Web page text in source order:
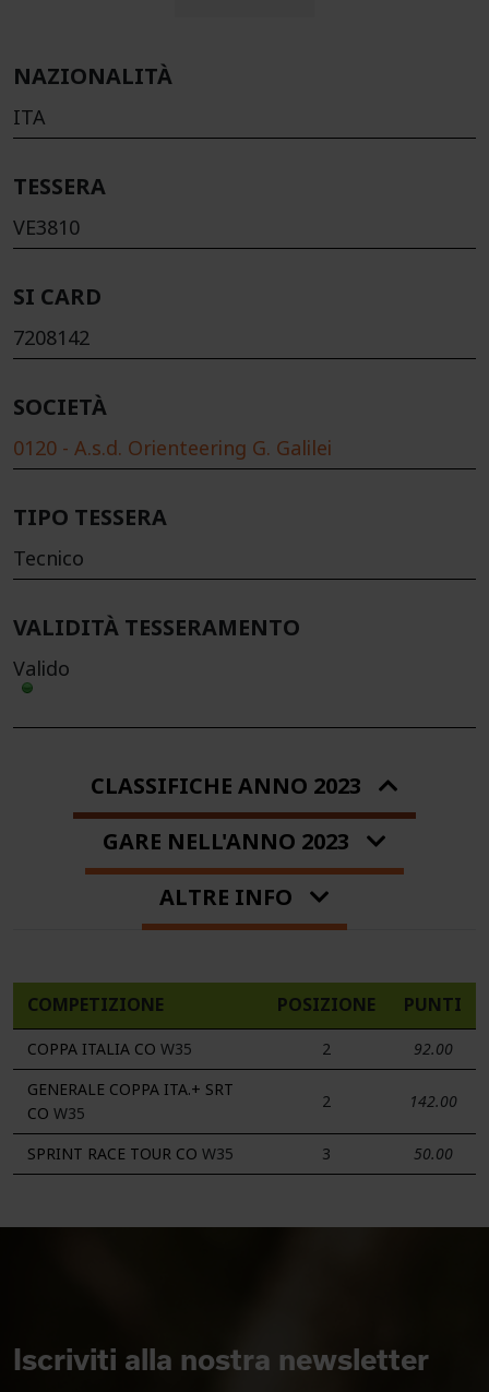
NAZIONALITÀ
ITA
TESSERA
VE3810
SI CARD
7208142
SOCIETÀ
0120 - A.s.d. Orienteering G. Galilei
TIPO TESSERA
Tecnico
VALIDITÀ TESSERAMENTO
Valido
CLASSIFICHE ANNO 2023
GARE NELL'ANNO 2023
ALTRE INFO
COMPETIZIONE POSIZIONE PUNTI
COPPA ITALIA CO W35 2
92.00
GENERALE COPPA ITA.+ SRT
CO W35
2 142.00
SPRINT RACE TOUR CO W35 3 50.00
Iscriviti alla nostra newsletter